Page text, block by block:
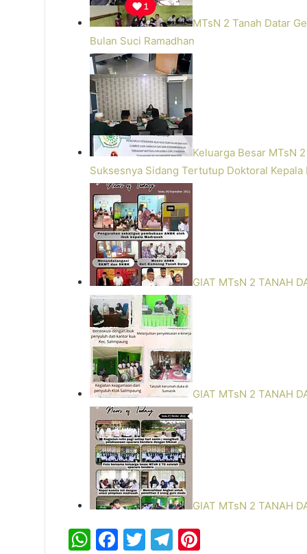
MTsN 2 Tanah Datar
Bulan Suci Ramadhan
Keluarga Besar MTsN
Suksesnya Sidang Tertutup Doktoral Kepala
GIAT MTsN 2 TANAH
GIAT MTsN 2 TANAH
GIAT MTsN 2 TANAH
W F
T
T